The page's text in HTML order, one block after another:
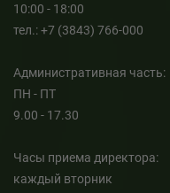
10:00 - 18:00
тел.: +7 (3843) 766-000
Административная часть:
ПН - ПТ
9.00 - 17.30
Часы приема директора:
каждый вторник